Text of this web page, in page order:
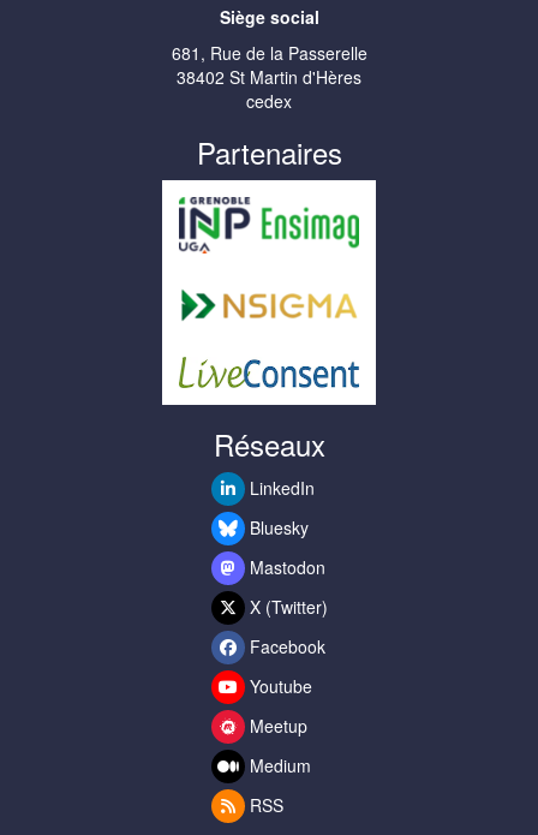
Siège social
681, Rue de la Passerelle
38402 St Martin d'Hères
cedex
Partenaires
Réseaux
LinkedIn
Bluesky
Mastodon
X (Twitter)
Facebook
Youtube
Meetup
Medium
RSS